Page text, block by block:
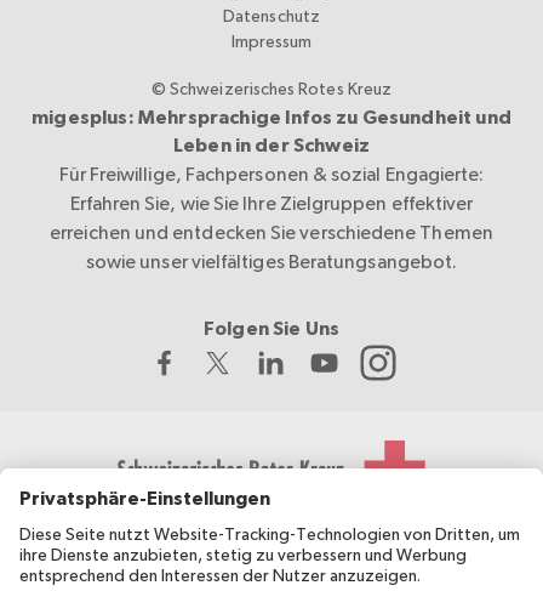
Datenschutz
Impressum
© Schweizerisches Rotes Kreuz
migesplus: Mehrsprachige Infos zu Gesundheit und
Leben in der Schweiz
Für Freiwillige, Fachpersonen & sozial Engagierte:
Erfahren Sie, wie Sie Ihre Zielgruppen effektiver
erreichen und entdecken Sie verschiedene Themen
sowie unser vielfältiges Beratungsangebot.
Folgen Sie Uns
Das Schweizerische Rote Kreuz entwickelt und koordiniert
migesplus und wird vom Bundesamt für Gesundheit BAG